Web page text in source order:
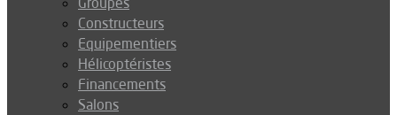
Constructeurs
Equipementiers
Hélicoptéristes
Financements
Salons